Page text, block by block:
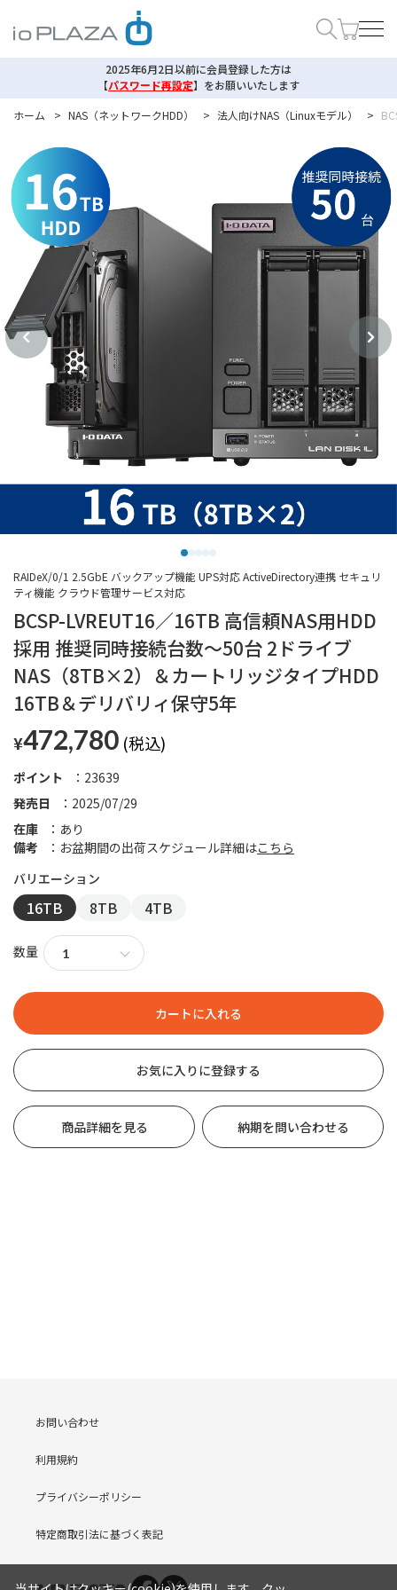
2025年6月2日以前に会員登録した方は
【パスワード再設定】 をお願いいたします
ホーム
> NAS（ネットワークHDD） > 法人向けNAS（Linuxモデル） >
BCSP-LVREUT16／16TB 高信頼NAS用HDD
採用 推奨同時接続台数～50台 2ドライブ
NAS（8TB×2）＆カートリッジタイプHDD
16TB＆デリバリィ保守5年
RAIDeX/0/1 2.5GbE バックアップ機能 UPS対応 ActiveDirectory連携 セキュリ
ティ機能 クラウド管理サービス対応
¥472,780
発売日 2025/07/29
ポイント 23639
在庫
あり
備考
お盆期間の出荷スケジュール詳細はこちら
16TB 8TB 4TB
数量
お気に入りに登録する
商品詳細を見る 納期を問い合わせる
お問い合わせ
利用規約
プライバシーポリシー
特定商取引法に基づく表記